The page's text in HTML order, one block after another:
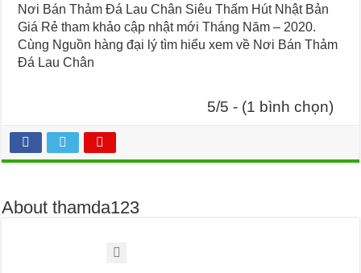
Nơi Bán Thảm Đá Lau Chân Siêu Thấm Hút Nhật Bản
Giá Rẻ tham khảo cập nhật mới Tháng Năm – 2020.
Cùng Nguồn hàng đại lý tìm hiểu xem về Nơi Bán Thảm
Đá Lau Chân
5/5 - (1 bình chọn)
About thamda123